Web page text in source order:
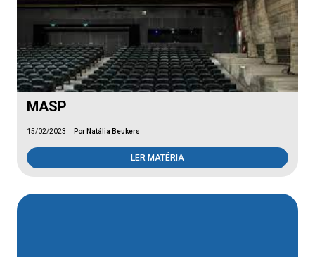
MASP
15/02/2023 Por Natália Beukers
LER MATÉRIA